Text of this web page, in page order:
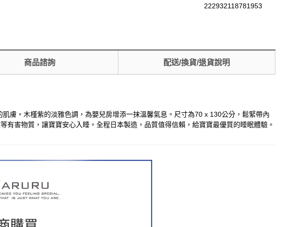
222932118781953
商品諮詢 配送/換貨/退貨說明
膚。木槿紫的淡雅色調，為嬰兒房增添一抹溫馨氣息。尺寸為70 x 130公分，鬆緊帶內
害物質，讓寶寶安心入睡。全程日本製造，品質值得信賴，給寶寶最優質的睡眠體驗。